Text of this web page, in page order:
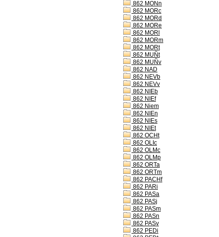
862 MONn
862 MORc
862 MORd
862 MORe
862 MORl
862 MORm
862 MORt
862 MUÑt
862 MUÑv
862 NAD
862 NEVb
862 NEVv
862 NIEb
862 NIEf
862 Niem
862 NIEn
862 NIEs
862 NIEt
862 OCHt
862 OLIc
862 OLMc
862 OLMp
862 ORTa
862 ORTm
862 PACHf
862 PARi
862 PASa
862 PASj
862 PASm
862 PASn
862 PASv
862 PEDi